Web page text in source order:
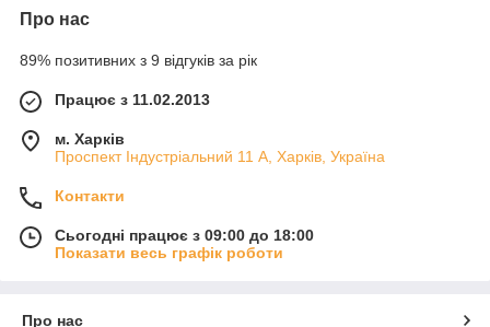
Про нас
89% позитивних з 9 відгуків за рік
Працює з 11.02.2013
м. Харків
Проспект Індустріальний 11 А, Харків, Україна
Контакти
Сьогодні працює з 09:00 до 18:00
Показати весь графік роботи
Про нас